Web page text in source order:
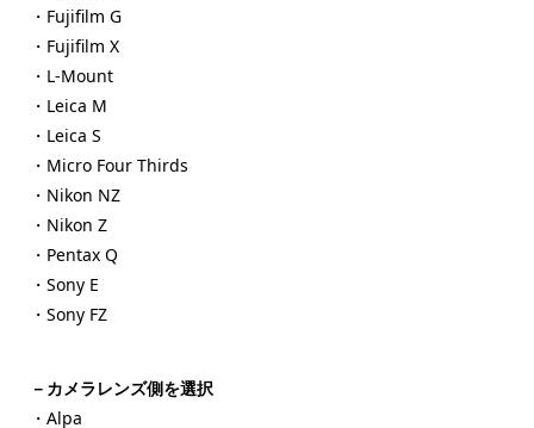
・Fujifilm G
・Fujifilm X
・L-Mount
・Leica M
・Leica S
・Micro Four Thirds
・Nikon NZ
・Nikon Z
・Pentax Q
・Sony E
・Sony FZ
－カメラレンズ側を選択
・Alpa